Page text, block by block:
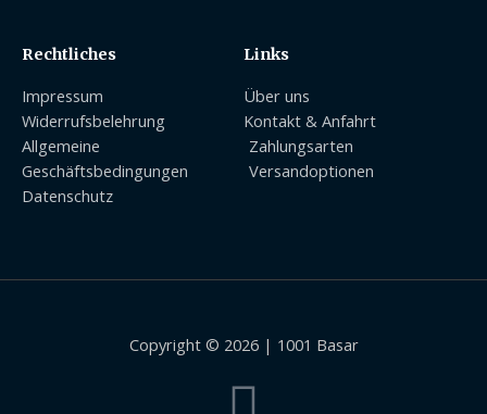
Rechtliches
Impressum
Widerrufsbelehrung
Allgemeine
Geschäftsbedingungen
Datenschutz
Links
Über uns
Kontakt & Anfahrt
Zahlungsarten
Versandoptionen
Copyright © 2026 | 1001 Basar